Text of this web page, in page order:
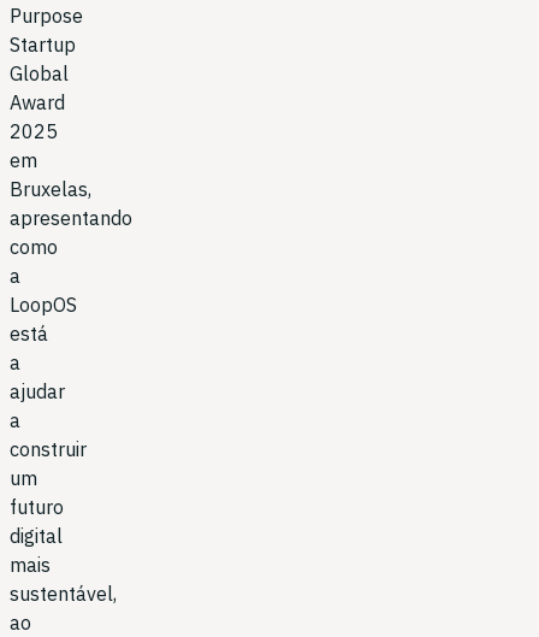
Purpose
Startup
Global
Award
2025
em
Bruxelas,
apresentando
como
a
LoopOS
está
a
ajudar
a
construir
um
futuro
digital
mais
sustentável,
ao